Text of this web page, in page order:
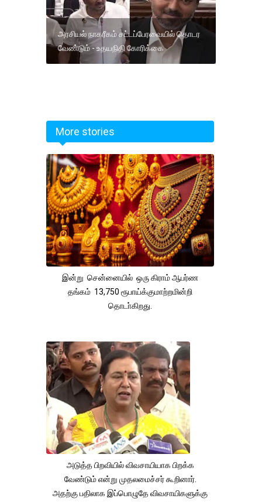
அரசியல் நாகரீகம் சட்டப்பேரவையில் தொடர
வேண்டும் - உதயநிதி கோரிக்கை
More stories
இன்று சென்னையில் ஒரு கிராம் ஆபர்ண
தங்கம் 13,750 ரூபாய்க்குமாற்றமின்றி
தொடா்கிறது.
அடுத்த பிறவியில் விவசாயியாக பிறக்க
வேண்டும் என்று முதலமைச்சர் கூறினார்.
அதற்கு பதிலாக இப்பொழுதே விவசாயிகளுக்கு